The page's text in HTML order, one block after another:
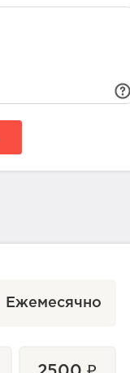
Ежемесячно